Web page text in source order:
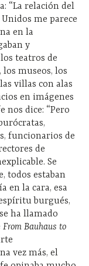
“La relación del
me parece
en la
y
teatros de
los museos, los
villas con alas
en imágenes
nos dice: “Pero
funcionarios de
de
Se
todos estaban
en la cara, esa
burgués,
ha llamado
From Bauhaus to
vez más, el